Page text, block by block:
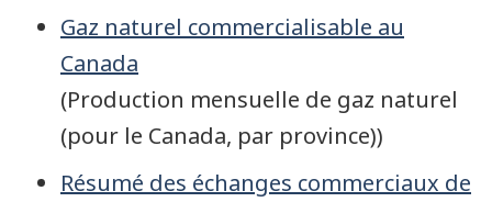
Gaz naturel commercialisable au
Canada
(Production mensuelle de gaz naturel
(pour le Canada, par province))
Résumé des échanges commerciaux de